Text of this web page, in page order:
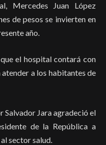
Mercedes Juan López
de pesos se invierten en
año.
el hospital contará con
a los habitantes de
Salvador Jara agradeció el
de la República a
sector salud.